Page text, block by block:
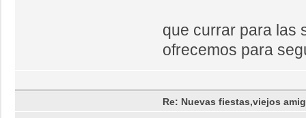
que currar para las
ofrecemos para
Re: Nuevas fiestas,viejos